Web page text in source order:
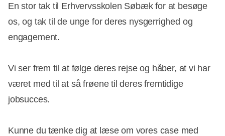
En stor tak til Erhvervsskolen Søbæk for at besøge
os, og tak til de unge for deres nysgerrighed og
engagement.
Vi ser frem til at følge deres rejse og håber, at vi har
været med til at så frøene til deres fremtidige
jobsucces.
Kunne du tænke dig at læse om vores case med